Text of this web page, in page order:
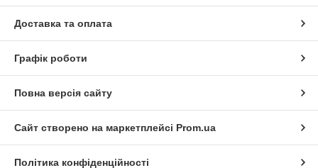
Доставка та оплата
Графік роботи
Повна версія сайту
Сайт створено на маркетплейсі Prom.ua
Політика конфіденційності